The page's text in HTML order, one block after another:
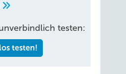
testen:
testen!